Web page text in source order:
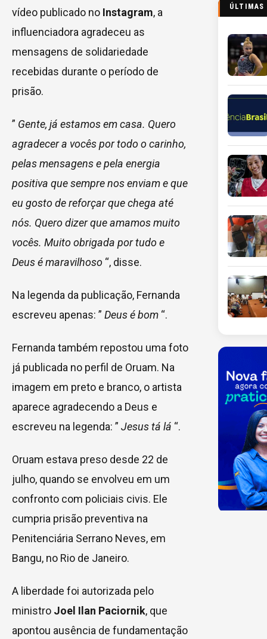
vídeo publicado no Instagram, a
influenciadora agradeceu as
mensagens de solidariedade
recebidas durante o período de
prisão.
” Gente, já estamos em casa. Quero
agradecer a vocês por todo o carinho,
pelas mensagens e pela energia
positiva que sempre nos enviam e que
eu gosto de reforçar que chega até
nós. Quero dizer que amamos muito
vocês. Muito obrigada por tudo e
Deus é maravilhoso “, disse.
Na legenda da publicação, Fernanda
escreveu apenas: ” Deus é bom “.
Fernanda também repostou uma foto
já publicada no perfil de Oruam. Na
imagem em preto e branco, o artista
aparece agradecendo a Deus e
escreveu na legenda: ” Jesus tá lá “.
Oruam estava preso desde 22 de
julho, quando se envolveu em um
confronto com policiais civis. Ele
cumpria prisão preventiva na
Penitenciária Serrano Neves, em
Bangu, no Rio de Janeiro.
A liberdade foi autorizada pelo
ministro Joel Ilan Paciornik, que
apontou ausência de fundamentação